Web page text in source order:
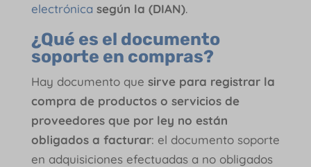
electrónica según la (DIAN).
¿Qué es el documento
soporte en compras?
Hay documento que sirve para registrar la
compra de productos o servicios de
proveedores que por ley no están
obligados a facturar: el documento soporte
en adquisiciones efectuadas a no obligados